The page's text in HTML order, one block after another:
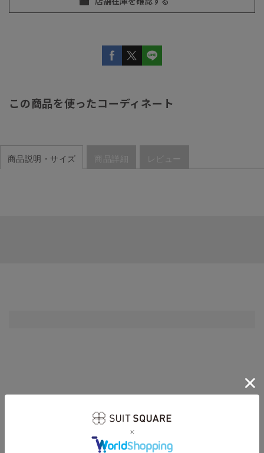
この商品を使ったコーディネート
商品説明・サイズ 商品詳細 レビュー
あなたへのおすすめ商品